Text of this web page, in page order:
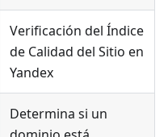
Verificación del Índice
de Calidad del Sitio en
Yandex
Determina si un